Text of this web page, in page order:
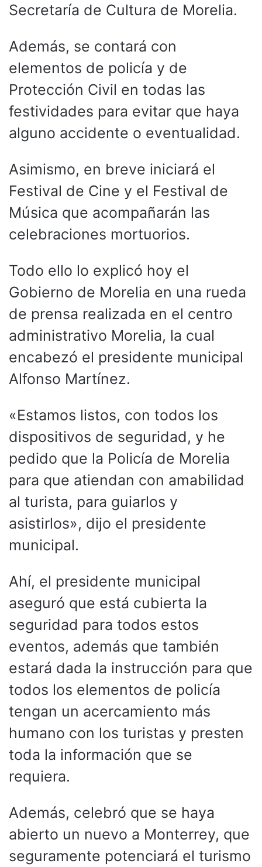
Secretaría de Cultura de Morelia.
Además, se contará con
elementos de policía y de
Protección Civil en todas las
festividades para evitar que haya
alguno accidente o eventualidad.
Asimismo, en breve iniciará el
Festival de Cine y el Festival de
Música que acompañarán las
celebraciones mortuorios.
Todo ello lo explicó hoy el
Gobierno de Morelia en una rueda
de prensa realizada en el centro
administrativo Morelia, la cual
encabezó el presidente municipal
Alfonso Martínez.
«Estamos listos, con todos los
dispositivos de seguridad, y he
pedido que la Policía de Morelia
para que atiendan con amabilidad
al turista, para guiarlos y
asistirlos», dijo el presidente
municipal.
Ahí, el presidente municipal
aseguró que está cubierta la
seguridad para todos estos
eventos, además que también
estará dada la instrucción para que
todos los elementos de policía
tengan un acercamiento más
humano con los turistas y presten
toda la información que se
requiera.
Además, celebró que se haya
abierto un nuevo a Monterrey, que
seguramente potenciará el turismo